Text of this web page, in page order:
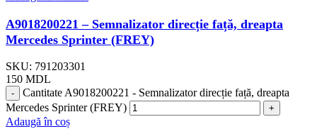
A9018200221 – Semnalizator direcție față, dreapta
Mercedes Sprinter (FREY)
SKU: 791203301
150 MDL
Cantitate A9018200221 - Semnalizator direcție față, dreapta
Mercedes Sprinter (FREY)
Adaugă în coș